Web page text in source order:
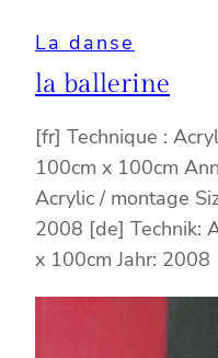
La danse
la ballerine
[fr] Technique :
100cm x 100cm
Acrylic / montage
2008 [de] Technik:
x 100cm Jahr: 2008